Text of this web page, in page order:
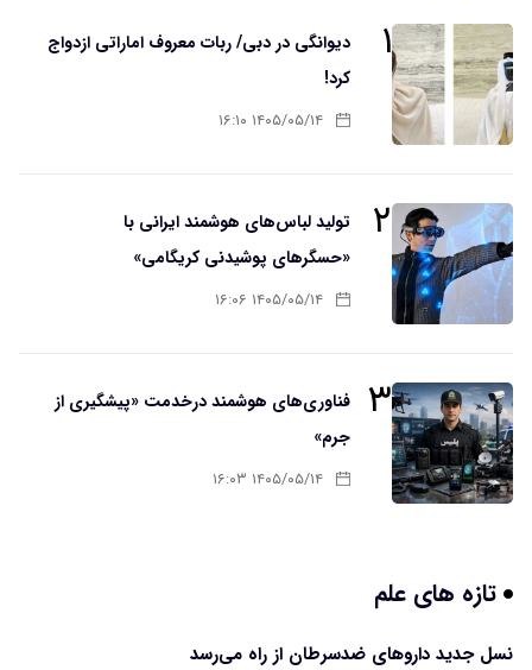
۱
دیوانگی در دبی/ ربات معروف اماراتی ازدواج
کرد!
۱۴۰۵/۰۵/۱۴ ۱۶:۱۰
۲
تولید لباس‌های هوشمند ایرانی با
«حسگرهای پوشیدنی کریگامی»
۱۴۰۵/۰۵/۱۴ ۱۶:۰۶
۳
فناوری‌های هوشمند درخدمت «پیشگیری از
جرم»
۱۴۰۵/۰۵/۱۴ ۱۶:۰۳
تازه های علم
نسل جدید داروهای ضدسرطان از راه می‌رسد